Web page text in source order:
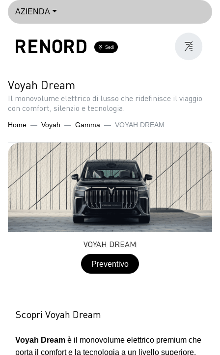
AZIENDA
Sedi
Voyah Dream
Il monovolume elettrico di lusso che ridefinisce il viaggio
con comfort, silenzio e tecnologia.
Home Voyah Gamma VOYAH DREAM
VOYAH DREAM
Preventivo
Scopri Voyah Dream
Voyah Dream è il monovolume elettrico premium che
porta il comfort e la tecnologia a un livello superiore.